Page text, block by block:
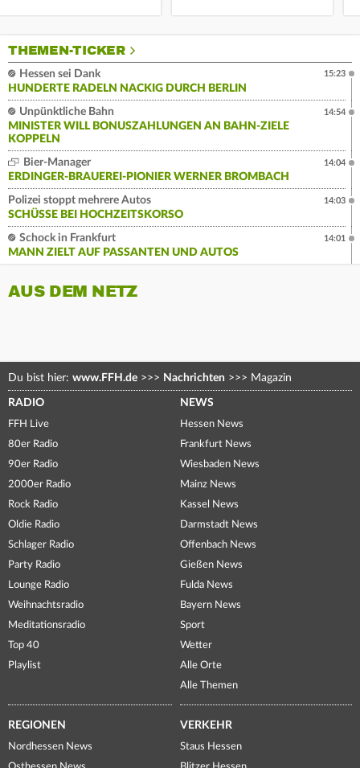
THEMEN-TICKER
Hessen sei Dank
HUNDERTE RADELN NACKIG DURCH BERLIN
15:23
Unpünktliche Bahn
MINISTER WILL BONUSZAHLUNGEN AN BAHN-ZIELE
KOPPELN
14:54
Bier-Manager
ERDINGER-BRAUEREI-PIONIER WERNER BROMBACH
14:04
Polizei stoppt mehrere Autos
SCHÜSSE BEI HOCHZEITSKORSO
14:03
Schock in Frankfurt
MANN ZIELT AUF PASSANTEN UND AUTOS
14:01
AUS DEM NETZ
Du bist hier: www.FFH.de >>> Nachrichten >>> Magazin
RADIO
FFH Live
80er Radio
90er Radio
2000er Radio
Rock Radio
Oldie Radio
Schlager Radio
Party Radio
Lounge Radio
Weihnachtsradio
Meditationsradio
Top 40
Playlist
NEWS
Hessen News
Frankfurt News
Wiesbaden News
Mainz News
Kassel News
Darmstadt News
Offenbach News
Gießen News
Fulda News
Bayern News
Sport
Wetter
Alle Orte
Alle Themen
REGIONEN
Nordhessen News
VERKEHR
Staus Hessen